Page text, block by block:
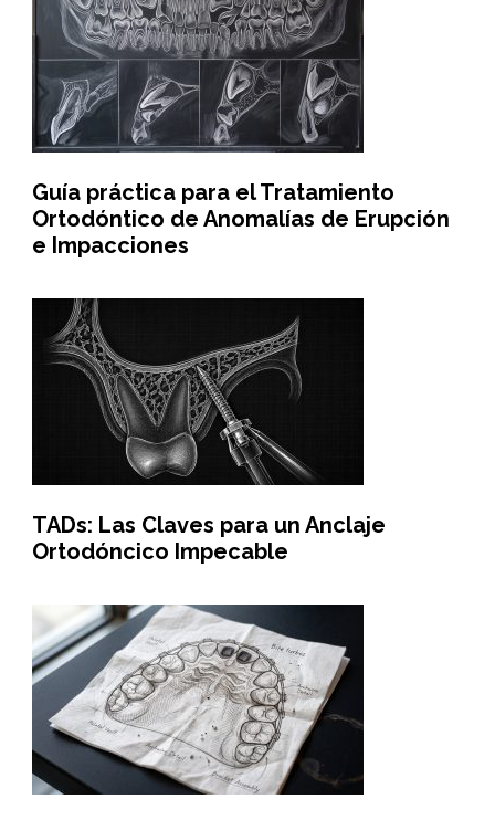
Guía práctica para el Tratamiento
Ortodóntico de Anomalías de Erupción
e Impacciones
TADs: Las Claves para un Anclaje
Ortodóncico Impecable